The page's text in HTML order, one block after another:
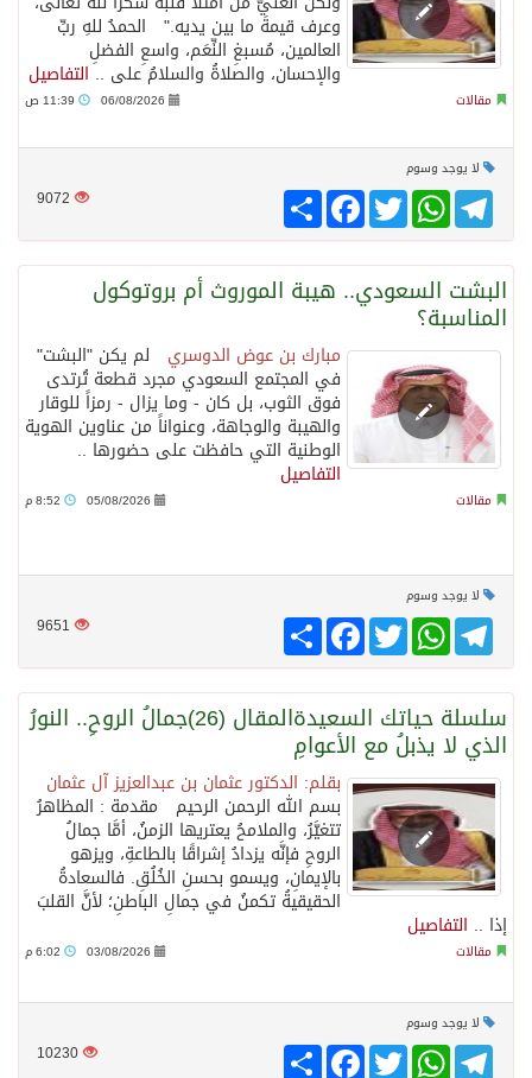
سراة عبيدة ضمن المراكز الأفضل إعلاميا في أجاويد عسير والثاني في مسار الثقافة والتراث
المملكة تؤكد أهمية استمرارية العمليات التشغيلية البحرية وضمان حماية إمدادات الطاقة وسلاسل الإمداد
المحكمة العليا غدٍ الخميس هو المكمل لشهر رمضان
وعرف قيمةَ ما بين يديه." الحمدُ للهِ ربِّ
العالمين، مُسبغِ النِّعَم، واسعِ الفضلِ
والإحسان، والصلاةُ والسلامُ على ..التفاصيل
مقالات 06/08/2026
لا يوجد وسوم
9072 انشر
FacebookTwitter
WhatsAppTelegram
البشت السعودي.. هيبة الموروث أم بروتوكول
المناسبة؟
مبارك بن عوض الدوسري لم يكن "البشت"
في المجتمع السعودي مجرد قطعة تُرتدى
فوق الثوب، بل كان - وما يزال - رمزاً للوقار
والهيبة والوجاهة، وعنواناً من عناوين الهوية
الوطنية التي حافظت على حضورها ..
التفاصيل
مقالات 05/08/2026
لا يوجد وسوم
9651 انشر
FacebookTwitter
WhatsAppTelegram
سلسلة حياتك السعيدةالمقال (26)جمالُ الروحِ.. النورُ
الذي لا يذبلُ مع الأعوامِ
بقلم: الدكتور عثمان بن عبدالعزيز آل عثمان
بسم الله الرحمن الرحيم مقدمة : المظاهرُ
تتغيَّرُ، والملامحُ يعتريها الزمنُ، أمَّا جمالُ
الروحِ فإنَّه يزدادُ إشراقًا بالطاعةِ، ويزهو
بالإيمانِ، ويسمو بحسنِ الخُلُقِ. فالسعادةُ
الحقيقيةُ تكمنُ في جمالِ الباطنِ؛ لأنَّ القلبَ
إذا .. التفاصيل
مقالات 03/08/2026
لا يوجد وسوم
10230 انشر
FacebookTwitter
WhatsAppTelegram